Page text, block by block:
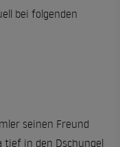
bei folgenden
seinen Freund
tief in den Dschungel